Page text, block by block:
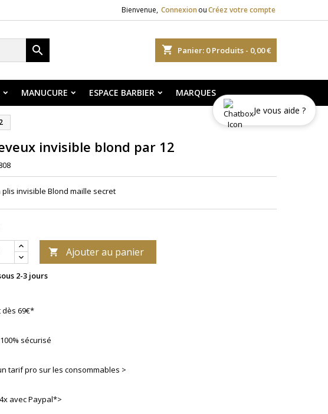
Bienvenue, Connexion ouCréez votre compte
shopping_cart Panier: 0Produits - 0,00 €

MANUCURE ESPACE BARBIER MARQUES
invisible blond par 12
plis invisible Blond maille secret
 Ajouter au panier
2-3 jours
69€*
sécurisé
tarif pro sur les consommables >
avec Paypal*>
Je vous aide ?